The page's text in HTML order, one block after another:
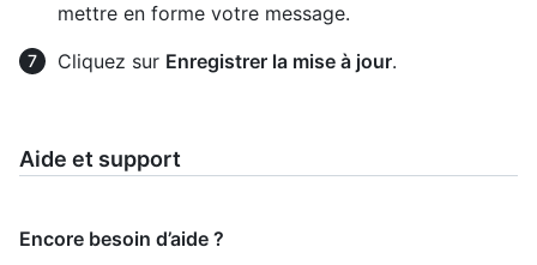
mettre en forme votre message.
Cliquez sur Enregistrer la mise à jour.
Aide et support
Encore besoin d’aide ?